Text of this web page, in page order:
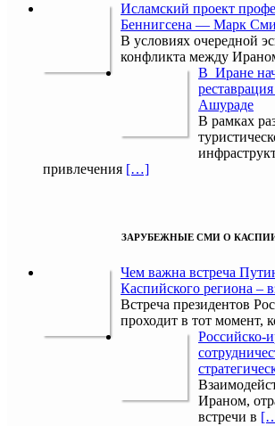
Исламский проект
Беннигсена — Марк
В условиях очередной
конфликта между
В Иране
Ашураде
В рамках
привлечения […]
ЗАРУБЕЖНЫЕ СМИ О
Чем важна встреча
Каспийского региона –
Встреча президентов
проходит в тот момент,
Российско-
Ираном,
встречи в